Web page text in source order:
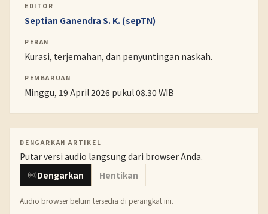
EDITOR
Septian Ganendra S. K. (sepTN)
PERAN
Kurasi, terjemahan, dan penyuntingan naskah.
PEMBARUAN
Minggu, 19 April 2026 pukul 08.30 WIB
DENGARKAN ARTIKEL
Putar versi audio langsung dari browser Anda.
Dengarkan
Hentikan
Audio browser belum tersedia di perangkat ini.